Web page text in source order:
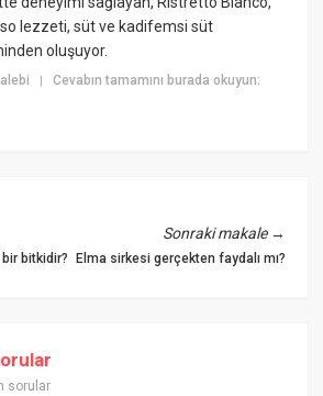
lezzeti, süt ve kadifemsi süt
oluşuyor.
|Cevabın tamamını burada okuyun:
bitkidir?
Sonraki makale→
Elma sirkesi gerçekten faydalı mı?
sorular